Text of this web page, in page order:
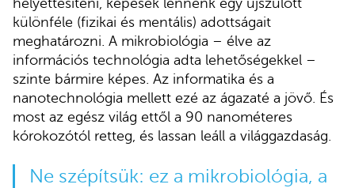
különféle (fizikai és mentális) adottságait
meghatározni. A mikrobiológia – élve az
információs technológia adta lehetőségekkel –
szinte bármire képes. Az informatika és a
nanotechnológia mellett ezé az ágazaté a jövő. És
most az egész világ ettől a 90 nanométeres
kórokozótól retteg, és lassan leáll a világgazdaság.
Ne szépítsük: ez a mikrobiológia, a